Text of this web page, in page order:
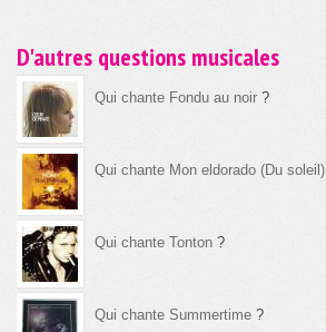
D'autres questions musicales
Qui chante Fondu au noir ?
Qui chante Mon eldorado (Du soleil)
Qui chante Tonton ?
Qui chante Summertime ?